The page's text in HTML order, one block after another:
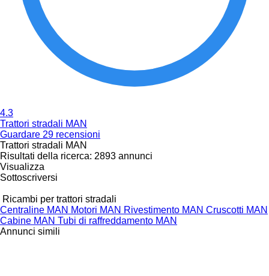
4.3
Trattori stradali MAN
Guardare 29 recensioni
Trattori stradali MAN
Risultati della ricerca: 2893 annunci
Visualizza
Sottoscriversi
Ricambi per trattori stradali
Centraline MAN Motori MAN Rivestimento MAN Cruscotti MAN
Cabine MAN Tubi di raffreddamento MAN
Annunci simili